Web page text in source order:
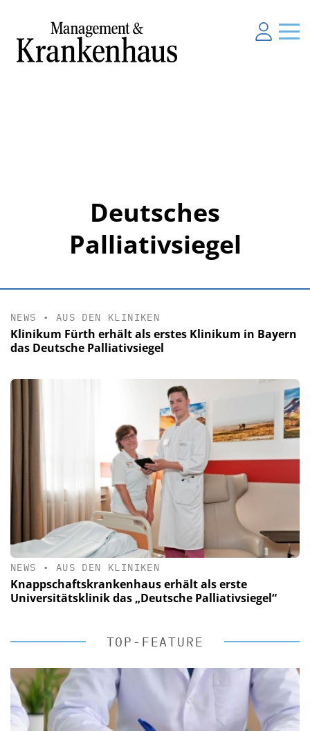
Deutsches
Palliativsiegel
NEWS • AUS DEN KLINIKEN
Klinikum Fürth erhält als erstes Klinikum in Bayern
das Deutsche Palliativsiegel
NEWS • AUS DEN KLINIKEN
Knappschaftskrankenhaus erhält als erste
Universitätsklinik das „Deutsche Palliativsiegel“
TOP-FEATURE